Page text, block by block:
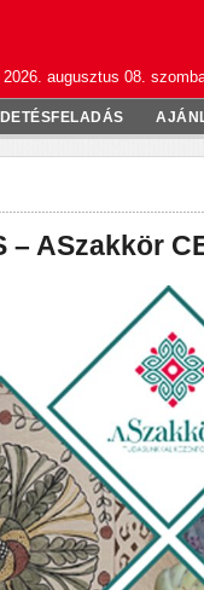
2026. augusztus 08.
– ASzakkör